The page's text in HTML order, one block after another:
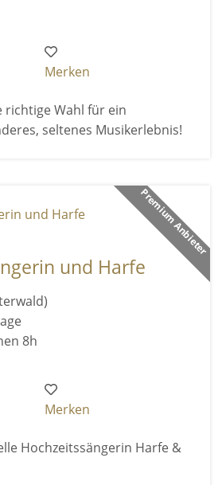
Merken
richtige Wahl für ein
seltenes Musikerlebnis!
Premium Anbieter
und Harfe
8h
Merken
Hochzeitssängerin Harfe &